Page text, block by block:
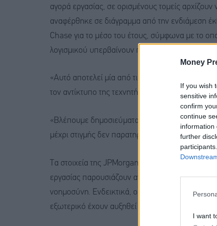
Money
If you wish
sensitive
confirm
continue
information
further
I want
αγορά εργασίας, σε ορισμένους τομείς αρχίζουν
αναφέρθηκε σε διάγραμμα από την ενδιάμεση
Chase για το μέσο του έτους, σύμφωνα με το
λογισμικού υπερβαίνουν πλέον τις αντίστοιχες
«Αυτό αποτελεί μία από τις ανησυχίες που
τον αντίκτυπο της τεχνητής νοημοσύνης στις
«Βλέπουμε δημοσιεύματα για πιθανή αύξηση
μέχρι στιγμής δεν παρατηρούμε να συμβαίνει
Τα στοιχεία της JPMorgan συνάδουν με άλλα
εργασίας παρουσιάζουν ανάπτυξη,
νοημοσύνη. Ενδεικτικά, οι αγγελίες για θέσεις
εξωτερικό έχουν αυξηθεί κατά 700% τον